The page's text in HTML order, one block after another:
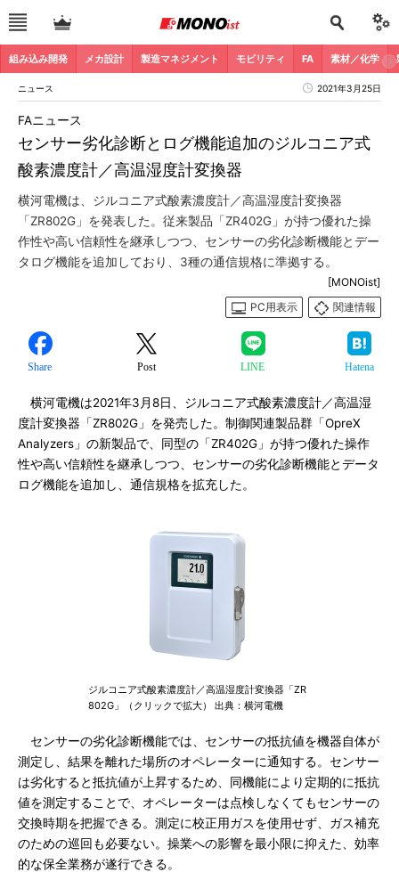
組み込み開発 メカ設計 製造マネジメント モビリティ FA 素材／化学
ニュース 2021年3月25日
センサー劣化診断とログ機能追加のジルコニア式
酸素濃度計／高温湿度計変換器
FAニュース
横河電機は、ジルコニア式酸素濃度計／高温湿度計変換器
「ZR802G」を発表した。従来製品「ZR402G」が持つ優れた操
作性や高い信頼性を継承しつつ、センサーの劣化診断機能とデー
タログ機能を追加しており、3種の通信規格に準拠する。
[MONOist]
PC用表示
関連情報
Share Post LINE Hatena
横河電機は2021年3月8日、ジルコニア式酸素濃度計／高温湿
度計変換器「ZR802G」を発売した。制御関連製品群「OpreX
Analyzers」の新製品で、同型の「ZR402G」が持つ優れた操作
性や高い信頼性を継承しつつ、センサーの劣化診断機能とデータ
ログ機能を追加し、通信規格を拡充した。
ジルコニア式酸素濃度計／高温湿度計変換器「ZR
802G」（クリックで拡大） 出典：横河電機
センサーの劣化診断機能では、センサーの抵抗値を機器自体が
測定し、結果を離れた場所のオペレーターに通知する。センサー
は劣化すると抵抗値が上昇するため、同機能により定期的に抵抗
値を測定することで、オペレーターは点検しなくてもセンサーの
交換時期を把握できる。測定に校正用ガスを使用せず、ガス補充
のための巡回も必要ない。操業への影響を最小限に抑えた、効率
的な保全業務が遂行できる。